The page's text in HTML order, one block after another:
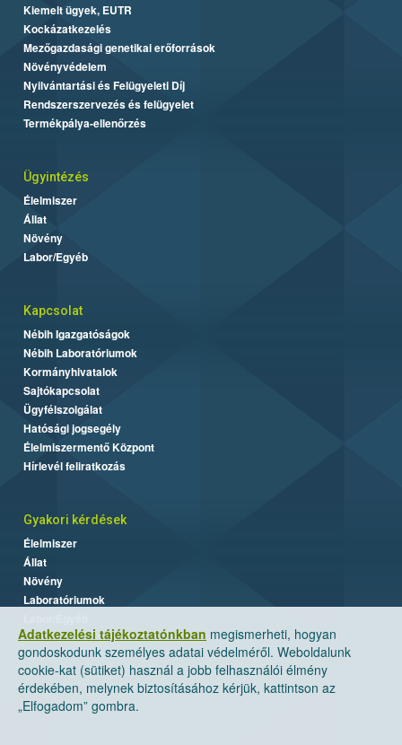
Adatkezelési tájékoztatónkban megismerheti, hogyan
gondoskodunk személyes adatai védelméről. Weboldalunk
cookie-kat (sütiket) használ a jobb felhasználói élmény
érdekében, melynek biztosításához kérjük, kattintson az
„Elfogadom” gombra.
Kiemelt ügyek, EUTR
Kockázatkezelés
Mezőgazdasági genetikai erőforrások
Növényvédelem
Nyilvántartási és Felügyeleti Díj
Rendszerszervezés és felügyelet
Termékpálya-ellenőrzés
Ügyintézés
Élelmiszer
Állat
Növény
Labor/Egyéb
Kapcsolat
Nébih Igazgatóságok
Nébih Laboratóriumok
Kormányhivatalok
Sajtókapcsolat
Ügyfélszolgálat
Hatósági jogsegély
Élelmiszermentő Központ
Hírlevél feliratkozás
Gyakori kérdések
Élelmiszer
Állat
Növény
Laboratóriumok